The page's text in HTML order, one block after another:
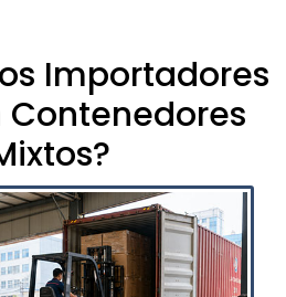
Importadores
Contenedores